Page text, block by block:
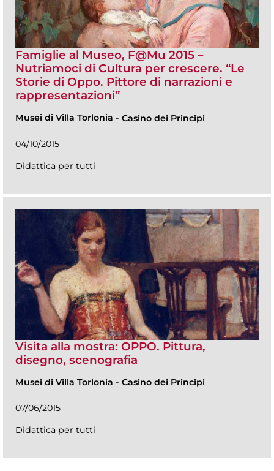
Famiglie al Museo, F@Mu 2015 –
Nutriamoci di Cultura per crescere. “Le
Storie di Oppo. Pittore di narrazioni e
rappresentazioni”
Musei di Villa Torlonia - Casino dei Principi
04/10/2015
Didattica per tutti
Visita alla mostra: OPPO. Pittura,
disegno, scenografia
Musei di Villa Torlonia - Casino dei Principi
07/06/2015
Didattica per tutti